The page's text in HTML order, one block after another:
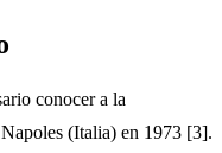
conocer a la
(Italia) en 1973 [3].